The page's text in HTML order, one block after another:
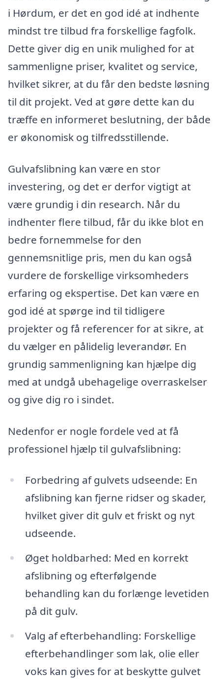
i Hørdum, er det en god idé at indhente
mindst tre tilbud fra forskellige fagfolk.
Dette giver dig en unik mulighed for at
sammenligne priser, kvalitet og service,
hvilket sikrer, at du får den bedste løsning
til dit projekt. Ved at gøre dette kan du
træffe en informeret beslutning, der både
er økonomisk og tilfredsstillende.
Gulvafslibning kan være en stor
investering, og det er derfor vigtigt at
være grundig i din research. Når du
indhenter flere tilbud, får du ikke blot en
bedre fornemmelse for den
gennemsnitlige pris, men du kan også
vurdere de forskellige virksomheders
erfaring og ekspertise. Det kan være en
god idé at spørge ind til tidligere
projekter og få referencer for at sikre, at
du vælger en pålidelig leverandør. En
grundig sammenligning kan hjælpe dig
med at undgå ubehagelige overraskelser
og give dig ro i sindet.
Nedenfor er nogle fordele ved at få
professionel hjælp til gulvafslibning:
Forbedring af gulvets udseende: En
afslibning kan fjerne ridser og skader,
hvilket giver dit gulv et friskt og nyt
udseende.
Øget holdbarhed: Med en korrekt
afslibning og efterfølgende
behandling kan du forlænge levetiden
på dit gulv.
Valg af efterbehandling: Forskellige
efterbehandlinger som lak, olie eller
voks kan gives for at beskytte gulvet